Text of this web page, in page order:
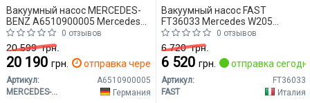
Вакуумный насос MERCEDES-
BENZ A6510900005 Mercedes
W205 (CLASS-C)0 отзывов
20 599грн.
20 190 грн. отправка через 2 дн.
Артикул:
A6510900005
MERCEDES-BENZ
Германия
Вакуумный насос FAST
FT36033 Mercedes W205
(CLASS-C)
0 отзывов
6 720грн.
6 520 грн. отправка
Артикул:
FT36033
FAST
Италия